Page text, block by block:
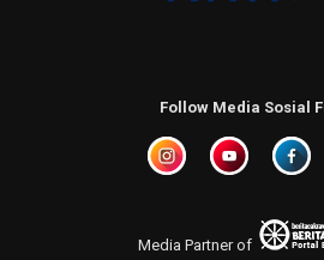
Follow Media Sosial
Media Partner of